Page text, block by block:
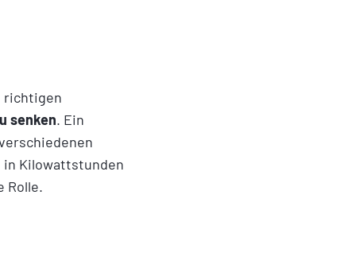
richtigen
senken. Ein
in Kilowattstunden
Rolle.